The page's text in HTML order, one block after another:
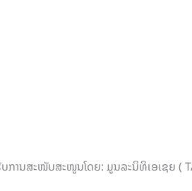
ການສະໜັບສະໜູນໂດຍ: ມູນລະນິທິເອເຊຍ (